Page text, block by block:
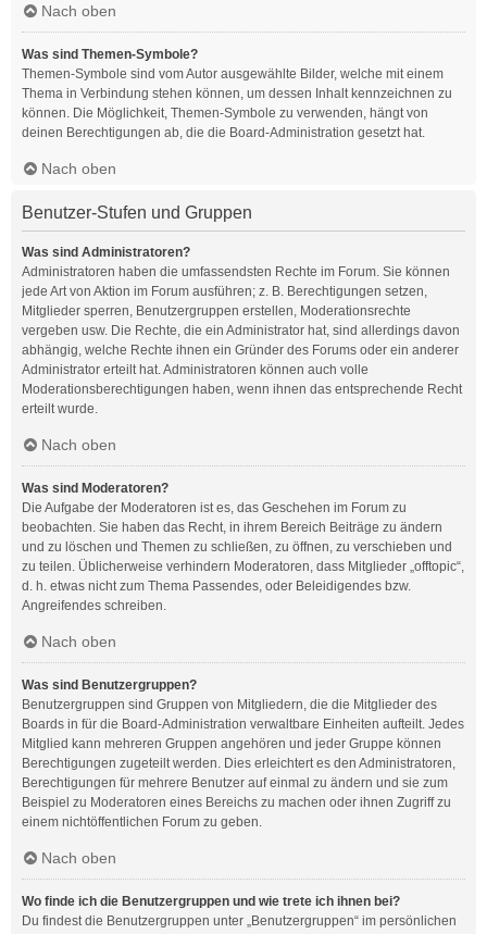
Nach oben
Was sind Themen-Symbole?
Themen-Symbole sind vom Autor ausgewählte Bilder, welche mit einem
Thema in Verbindung stehen können, um dessen Inhalt kennzeichnen zu
können. Die Möglichkeit, Themen-Symbole zu verwenden, hängt von
deinen Berechtigungen ab, die die Board-Administration gesetzt hat.
Nach oben
Benutzer-Stufen und Gruppen
Was sind Administratoren?
Administratoren haben die umfassendsten Rechte im Forum. Sie können
jede Art von Aktion im Forum ausführen; z. B. Berechtigungen setzen,
Mitglieder sperren, Benutzergruppen erstellen, Moderationsrechte
vergeben usw. Die Rechte, die ein Administrator hat, sind allerdings davon
abhängig, welche Rechte ihnen ein Gründer des Forums oder ein anderer
Administrator erteilt hat. Administratoren können auch volle
Moderationsberechtigungen haben, wenn ihnen das entsprechende Recht
erteilt wurde.
Nach oben
Was sind Moderatoren?
Die Aufgabe der Moderatoren ist es, das Geschehen im Forum zu
beobachten. Sie haben das Recht, in ihrem Bereich Beiträge zu ändern
und zu löschen und Themen zu schließen, zu öffnen, zu verschieben und
zu teilen. Üblicherweise verhindern Moderatoren, dass Mitglieder „offtopic“,
d. h. etwas nicht zum Thema Passendes, oder Beleidigendes bzw.
Angreifendes schreiben.
Nach oben
Was sind Benutzergruppen?
Benutzergruppen sind Gruppen von Mitgliedern, die die Mitglieder des
Boards in für die Board-Administration verwaltbare Einheiten aufteilt. Jedes
Mitglied kann mehreren Gruppen angehören und jeder Gruppe können
Berechtigungen zugeteilt werden. Dies erleichtert es den Administratoren,
Berechtigungen für mehrere Benutzer auf einmal zu ändern und sie zum
Beispiel zu Moderatoren eines Bereichs zu machen oder ihnen Zugriff zu
einem nichtöffentlichen Forum zu geben.
Nach oben
Wo finde ich die Benutzergruppen und wie trete ich ihnen bei?
Du findest die Benutzergruppen unter „Benutzergruppen“ im persönlichen